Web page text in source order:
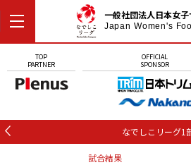
一般社団法人日本女
Japan Women's
TOP
PARTNER
OFFICIAL
SPONSOR
なでしこリーグ1
試合結果